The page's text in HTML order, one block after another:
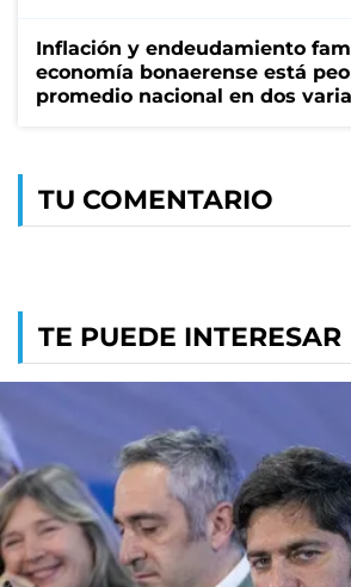
Inflación y endeudamiento
economía bonaerense está
promedio nacional en dos
TU COMENTARIO
TE PUEDE INTERESAR